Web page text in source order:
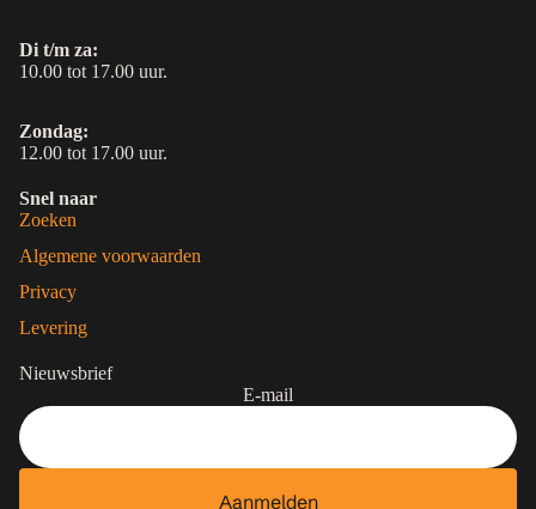
Di t/m za:
10.00 tot 17.00 uur.
Zondag:
12.00 tot 17.00 uur.
Snel naar
Zoeken
Algemene voorwaarden
Privacy
Levering
Nieuwsbrief
E-mail
Aanmelden